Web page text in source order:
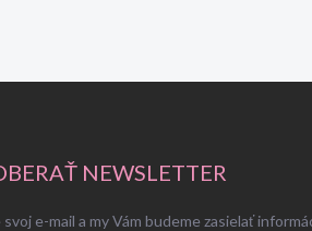
NEWSLETTER
e-mail a my Vám budeme zasielať